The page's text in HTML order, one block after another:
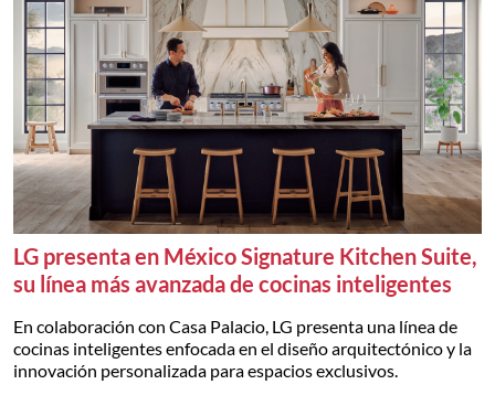
LG presenta en México Signature Kitchen Suite,
su línea más avanzada de cocinas inteligentes
En colaboración con Casa Palacio, LG presenta una línea de
cocinas inteligentes enfocada en el diseño arquitectónico y la
innovación personalizada para espacios exclusivos.